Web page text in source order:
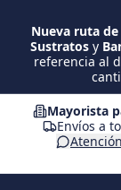
Nueva ruta
Sustratosy
referencia al
Mayorista
Envíos a